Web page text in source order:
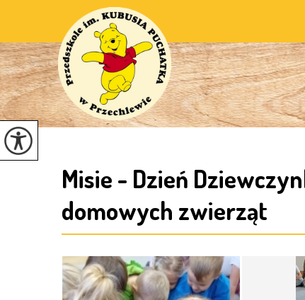
Misie - Dzień
domowych zwierząt